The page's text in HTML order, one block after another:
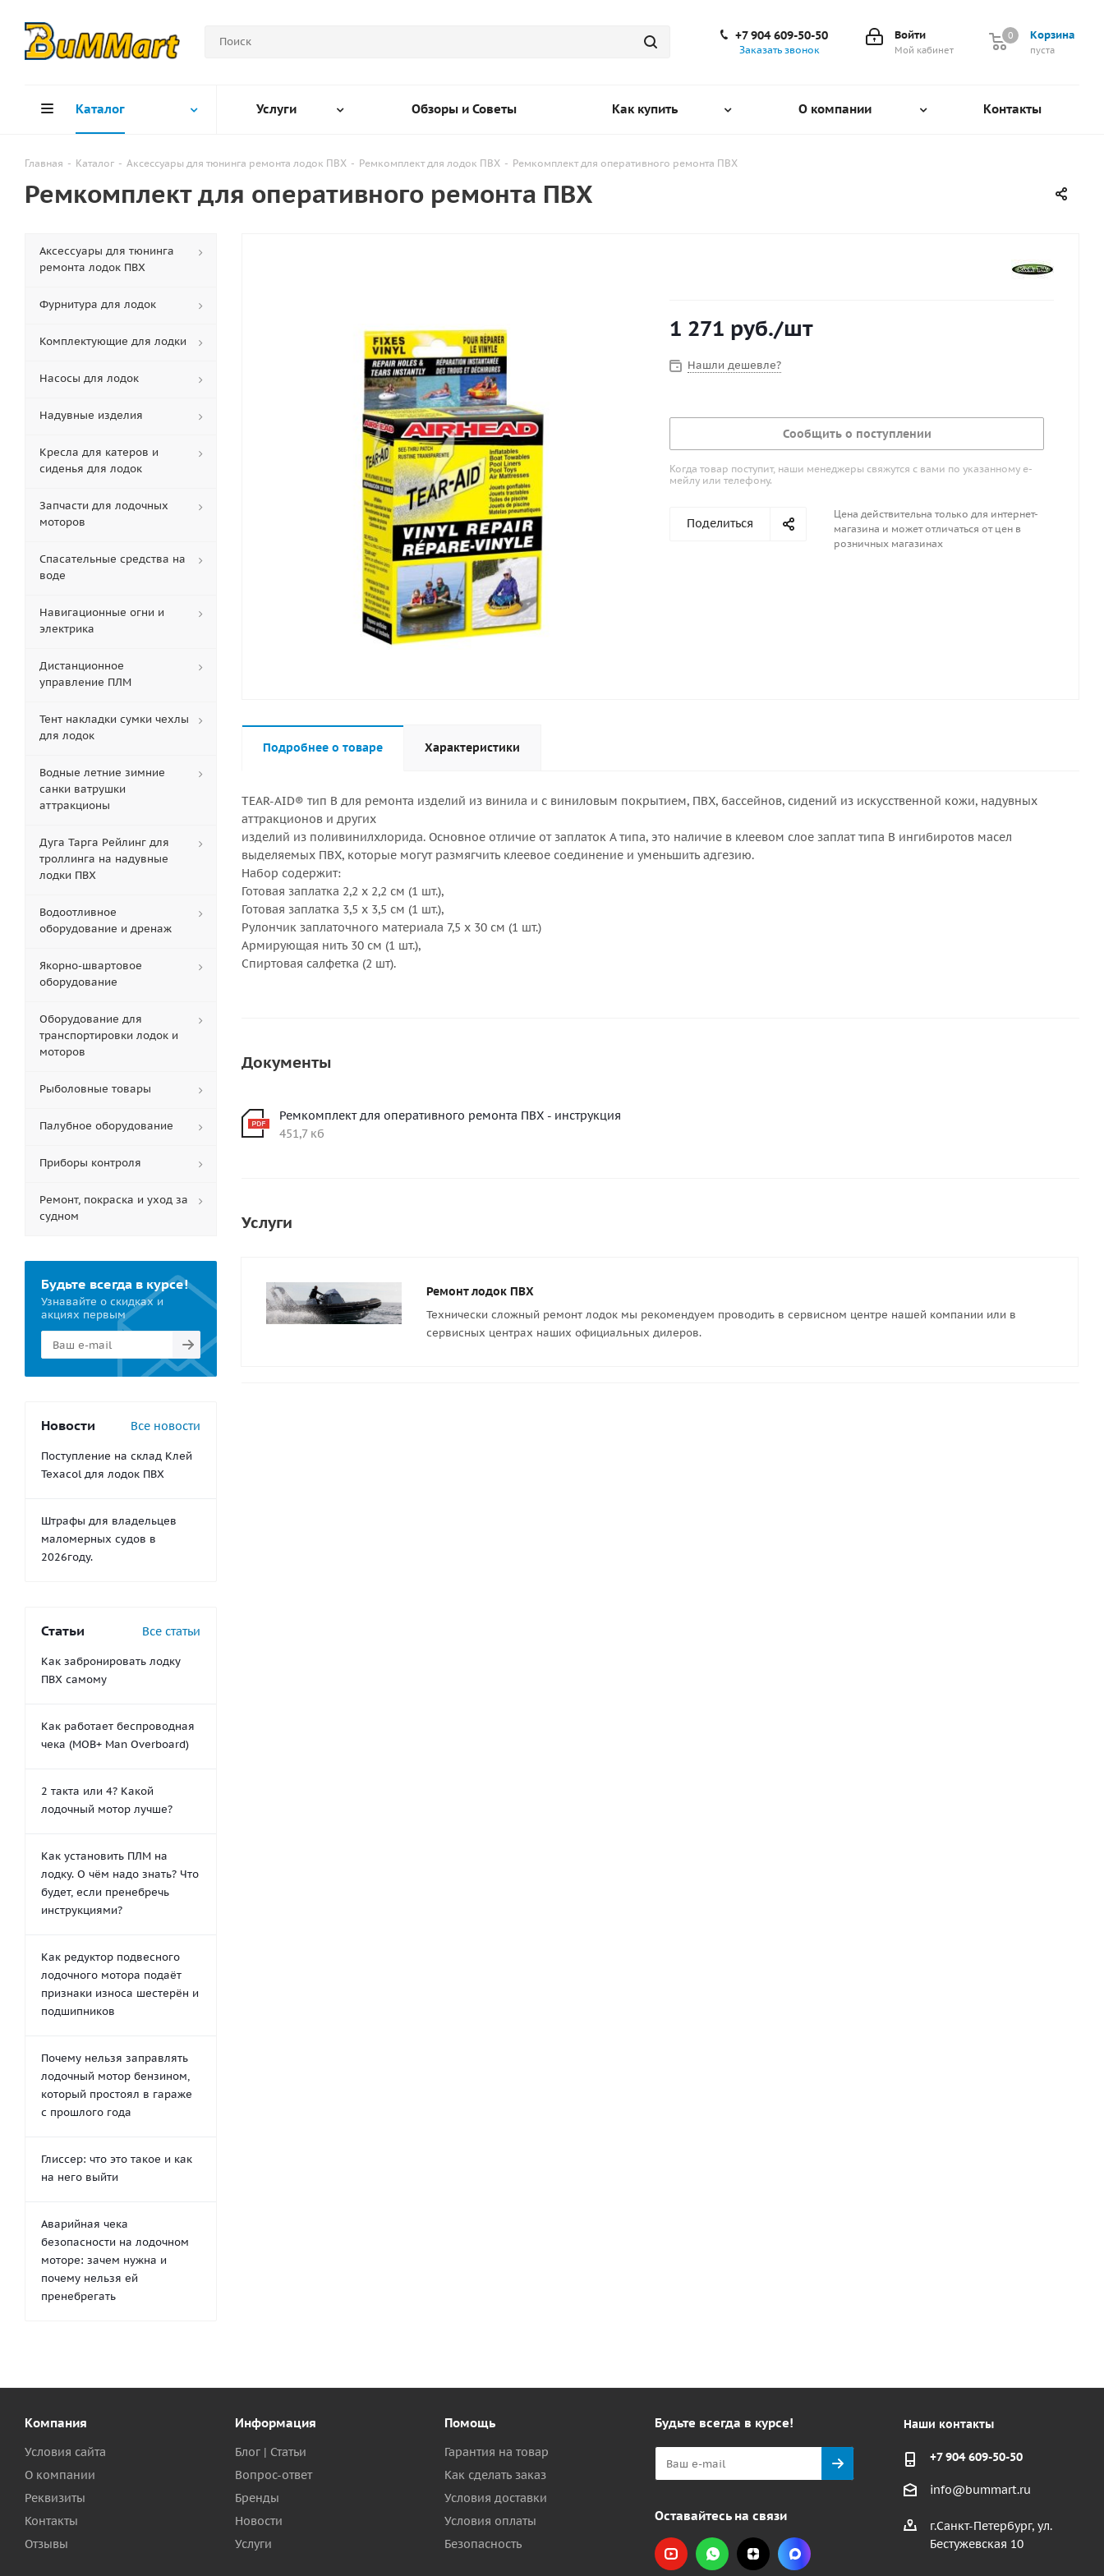
Корзина
0
пуста
0
Войти
Мой кабинет
+7 904 609-50-50
Заказать звонок
Каталог Услуги Обзоры и Советы Как купить О компании Контакты
Главная - Каталог - Аксессуары для тюнинга ремонта лодок ПВХ - Ремкомплект для лодок ПВХ - Ремкомплект для оперативного ремонта ПВХ
Ремкомплект для оперативного ремонта ПВХ
1 271 руб./шт
Нашли дешевле?
Сообщить о поступлении
Когда товар поступит, наши менеджеры свяжутся с вами по указанному е-
мейлу или телефону.
Поделиться
Цена действительна только для интернет-
магазина и может отличаться от цен в
розничных магазинах
Подробнее о товаре Характеристики
TEAR-AID® тип B для ремонта изделий из винила и с виниловым покрытием, ПВХ, бассейнов, сидений из искусственной кожи, надувных
аттракционов и других
изделий из поливинилхлорида. Основное отличие от заплаток А типа, это наличие в клеевом слое заплат типа В ингибиротов масел
выделяемых ПВХ, которые могут размягчить клеевое соединение и уменьшить адгезию.
Набор содержит:
Готовая заплатка 2,2 х 2,2 см (1 шт.),
Готовая заплатка 3,5 х 3,5 см (1 шт.),
Рулончик заплаточного материала 7,5 х 30 см (1 шт.)
Армирующая нить 30 см (1 шт.),
Спиртовая салфетка (2 шт).
Документы
Ремкомплект для оперативного ремонта ПВХ - инструкция
451,7 кб
Услуги
Ремонт лодок ПВХ
Технически сложный ремонт лодок мы рекомендуем проводить в сервисном центре нашей компании или в
сервисных центрах наших официальных дилеров.
Аксессуары для тюнинга
ремонта лодок ПВХ
Фурнитура для лодок
Комплектующие для лодки
Насосы для лодок
Надувные изделия
Кресла для катеров и
сиденья для лодок
Запчасти для лодочных
моторов
Спасательные средства на
воде
Навигационные огни и
электрика
Дистанционное
управление ПЛМ
Тент накладки сумки чехлы
для лодок
Водные летние зимние
санки ватрушки
аттракционы
Дуга Тарга Рейлинг для
троллинга на надувные
лодки ПВХ
Водоотливное
оборудование и дренаж
Якорно-швартовое
оборудование
Оборудование для
транспортировки лодок и
моторов
Рыболовные товары
Палубное оборудование
Приборы контроля
Ремонт, покраска и уход за
судном
Будьте всегда в курсе!
Узнавайте о скидках и
акциях первым
Новости Все новости
Поступление на склад Клей
Texacol для лодок ПВХ
Штрафы для владельцев
маломерных судов в
2026году.
Статьи Все статьи
Как забронировать лодку
ПВХ самому
Как работает беспроводная
чека (MOB+ Man Overboard)
2 такта или 4? Какой
лодочный мотор лучше?
Как установить ПЛМ на
лодку. О чём надо знать? Что
будет, если пренебречь
инструкциями?
Как редуктор подвесного
лодочного мотора подаёт
признаки износа шестерён и
подшипников
Почему нельзя заправлять
лодочный мотор бензином,
который простоял в гараже
с прошлого года
Глиссер: что это такое и как
на него выйти
Аварийная чека
безопасности на лодочном
моторе: зачем нужна и
почему нельзя ей
пренебрегать
Компания
Условия сайта
О компании
Реквизиты
Контакты
Отзывы
Информация
Блог | Статьи
Вопрос-ответ
Бренды
Новости
Услуги
Помощь
Гарантия на товар
Как сделать заказ
Условия доставки
Условия оплаты
Безопасность
Будьте всегда в курсе!
Оставайтесь на связи
Наши контакты
+7 904 609-50-50
info@bummart.ru
г.Санкт-Петербург, ул.
Бестужевская 10